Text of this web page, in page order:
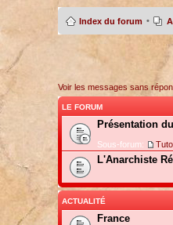
Index du forum •
Voir les messages sans
LE FORUM
Présentation
Sous-forum:
L'Anarchiste
ACTUALITÉ
France